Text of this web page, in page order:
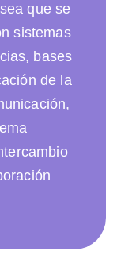
que se
sistemas
bases
de la